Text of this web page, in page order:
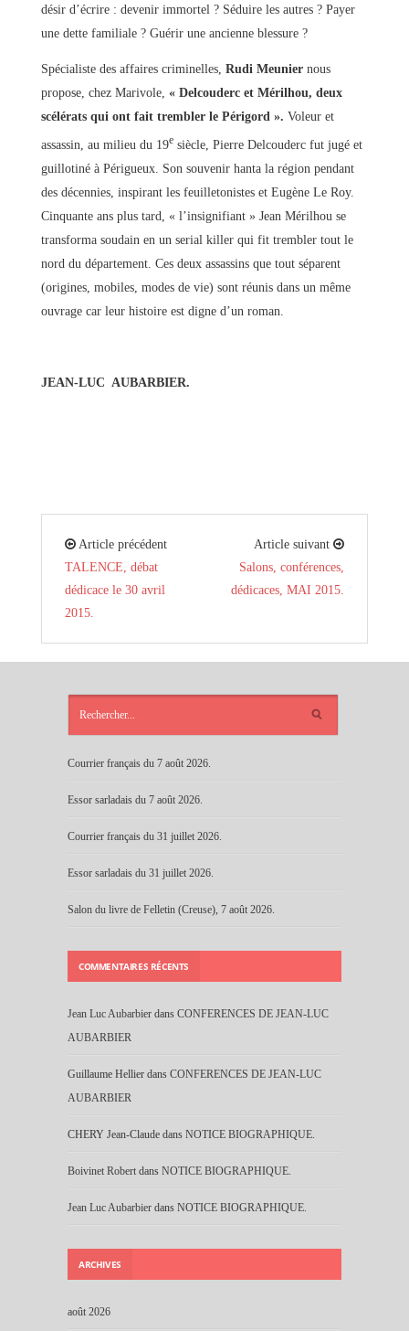
désir d’écrire : devenir immortel ? Séduire les autres ? Payer
une dette familiale ? Guérir une ancienne blessure ?
Spécialiste des affaires criminelles, Rudi Meuniernous
propose, chez Marivole, « Delcouderc et Mérilhou, deux
scélérats qui ont fait trembler le Périgord ». Voleur et
assassin, au milieu du 19esiècle, Pierre Delcouderc fut jugé et
guillotiné à Périgueux. Son souvenir hanta la région pendant
des décennies, inspirant les feuilletonistes et Eugène Le Roy.
Cinquante ans plus tard, « l’insignifiant » Jean Mérilhou se
transforma soudain en un serial killer qui fit trembler tout le
nord du département. Ces deux assassins que tout séparent
(origines, mobiles, modes de vie) sont réunis dans un même
ouvrage car leur histoire est digne d’un roman.
JEAN-LUC AUBARBIER.
Article précédent
TALENCE, débat
dédicace le 30 avril
2015.
Article suivant
Salons, conférences,
dédicaces, MAI 2015.
Courrier français du 7 août 2026.
Essor sarladais du 7 août 2026.
Courrier français du 31 juillet 2026.
Essor sarladais du 31 juillet 2026.
Salon du livre de Felletin (Creuse), 7 août 2026.
COMMENTAIRES RÉCENTS
Jean Luc Aubarbier dans CONFERENCES DE JEAN-LUC
AUBARBIER
Guillaume Hellier dans CONFERENCES DE JEAN-LUC
AUBARBIER
CHERY Jean-Claude dans NOTICE BIOGRAPHIQUE.
Boivinet Robert dans NOTICE BIOGRAPHIQUE.
Jean Luc Aubarbier dans NOTICE BIOGRAPHIQUE.
ARCHIVES
août 2026